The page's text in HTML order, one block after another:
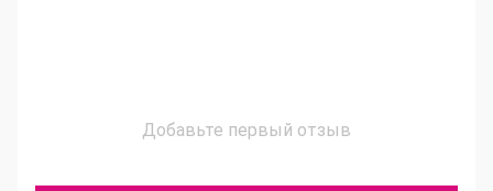
Добавьте первый отзыв